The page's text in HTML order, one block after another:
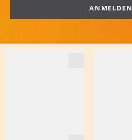
ANMELDEN